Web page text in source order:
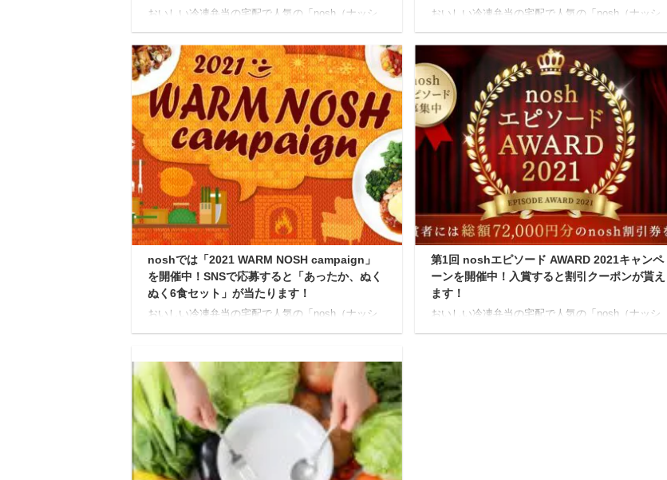
おいしい冷凍弁当の宅配で人気の「nosh（ナッシ
「ひな祭りキャンペーン」と銘打ったSNSキャン
ペーンを開催しています！ こちらは、noshでひな
祭りの食卓を華やかにするべく開催されたキャンペ
ーンで、Twitterで応募すると抽選で10名に「nosh6
食セット」が当たる、というものです。 ひな祭り
キャンペーン 【応募期間】 キャンペーンの応募期
間は、2022年2月10日から2022年2月23日までとな
っています。 【応募方法】 ①Twitterでnoshの ...
おいしい冷凍弁当の宅配で人気の「nosh（ナッシ
「2,000万食突破キャンペーン」と銘打ったSNSキ
ャンペーンを開催しています！ こちらは、noshの
累計販売数が2,000万食を突破したことを記念する
キャンペーンで、Twitter及びInstagramで応募する
と抽選で20名に「nosh6食セット」が当たる、とい
うものです。 2,000万食突破キャンペーン 【応募
期間】 キャンペーンの応募期間は、2022年1月19
日から2022年2月9日までとなっています ...
noshでは「2021 WARM NOSH campaign」
を開催中！SNSで応募すると「あったか、ぬく
ぬく6食セット」が当たります！
おいしい冷凍弁当の宅配で人気の「nosh（ナッシ
キャンペーンを開催しています！ こちらは、
Twitter及びInstagramで応募すると、抽選で10名に
「あったか、ぬくぬく6食セット」と名づけられた
noshの冬メニュー詰め合わせが当たるというもの
です。 2021 WARM NOSH campaign 【応募期間】
キャンペーンの応募期間は、2021年12月17日から
2022年1月3日までと ...
第1回 noshエピソード AWARD 2021キャンペ
ーンを開催中！入賞すると割引クーポンが貰え
ます！
おいしい冷凍弁当の宅配で人気の「nosh（ナッシ